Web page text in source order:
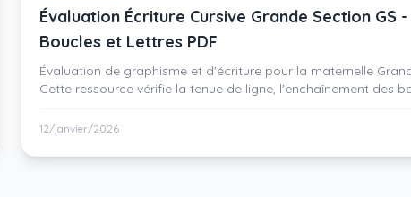
Évaluation Écriture Cursive Grande Section GS
Boucles et Lettres PDF
Évaluation de graphisme et d'écriture pour la maternelle
Cette ressource vérifie la tenue de ligne, l'enchaînement des
pédagogique incluse.
12/janvier/2026